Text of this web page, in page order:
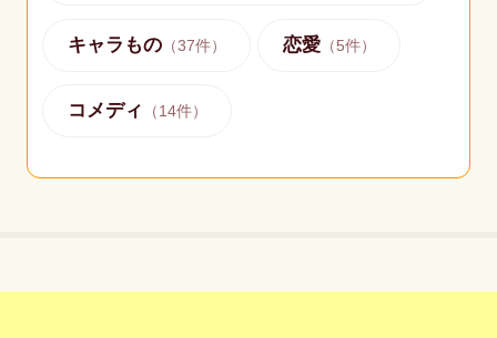
キャラもの（37件） 恋愛（5件）
コメディ （14件）